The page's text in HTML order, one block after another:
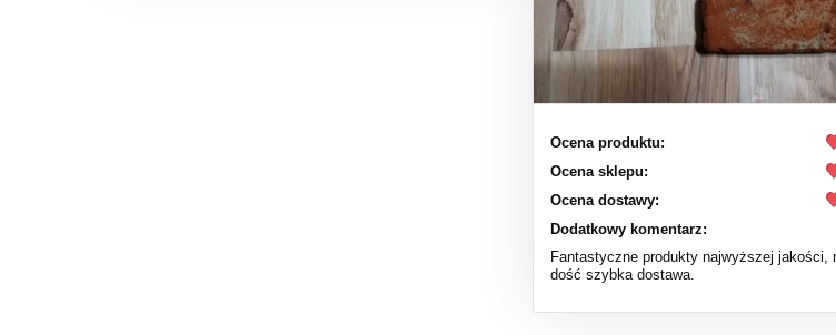
Ocena produktu:
Ocena sklepu:
Ocena dostawy:
Dodatkowy komentarz:
Fantastyczne produkty najwyższej jakości,
dość szybka dostawa.